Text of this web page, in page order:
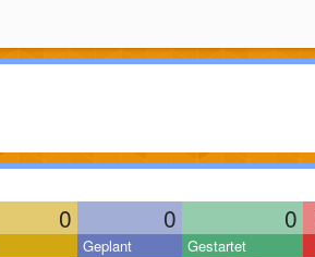
0 0 0
Geplant Gestartet